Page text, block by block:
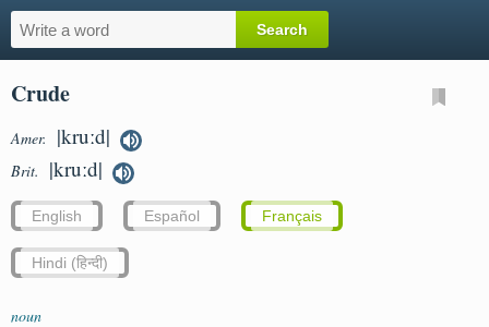
Crude
Amer. |kruːd|
Brit. |kruːd|
English Español Français
Hindi (हिन्दी)
noun